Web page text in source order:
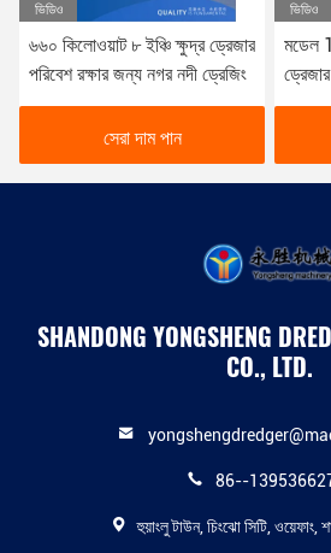
ভিডিও
মডেল 12 ইঞ্চি পাইপ কাটিয়া শোষণ
ড্রেজার প্রতি ঘন্টায় 200 ঘনমিটার
আউটপুট সঙ্গে
সেরা দাম পান
ভিডিও
বহুমুখী
SHANDONG YONGSHENG
CO., LTD.
86--
হুয়াংলু টাউন, চিংঝো সিটি, ওয়েফাং,